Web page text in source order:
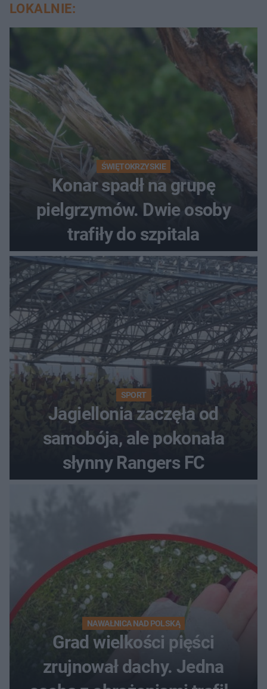
LOKALNIE:
ŚWIĘTOKRZYSKIE
Konar spadł na grupę
pielgrzymów. Dwie osoby
trafiły do szpitala
SPORT
Jagiellonia zaczęła od
samobója, ale pokonała
słynny Rangers FC
NAWAŁNICA NAD POLSKĄ
Grad wielkości pięści
zrujnował dachy. Jedna